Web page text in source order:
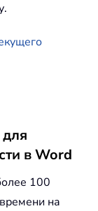
в Word
100
на